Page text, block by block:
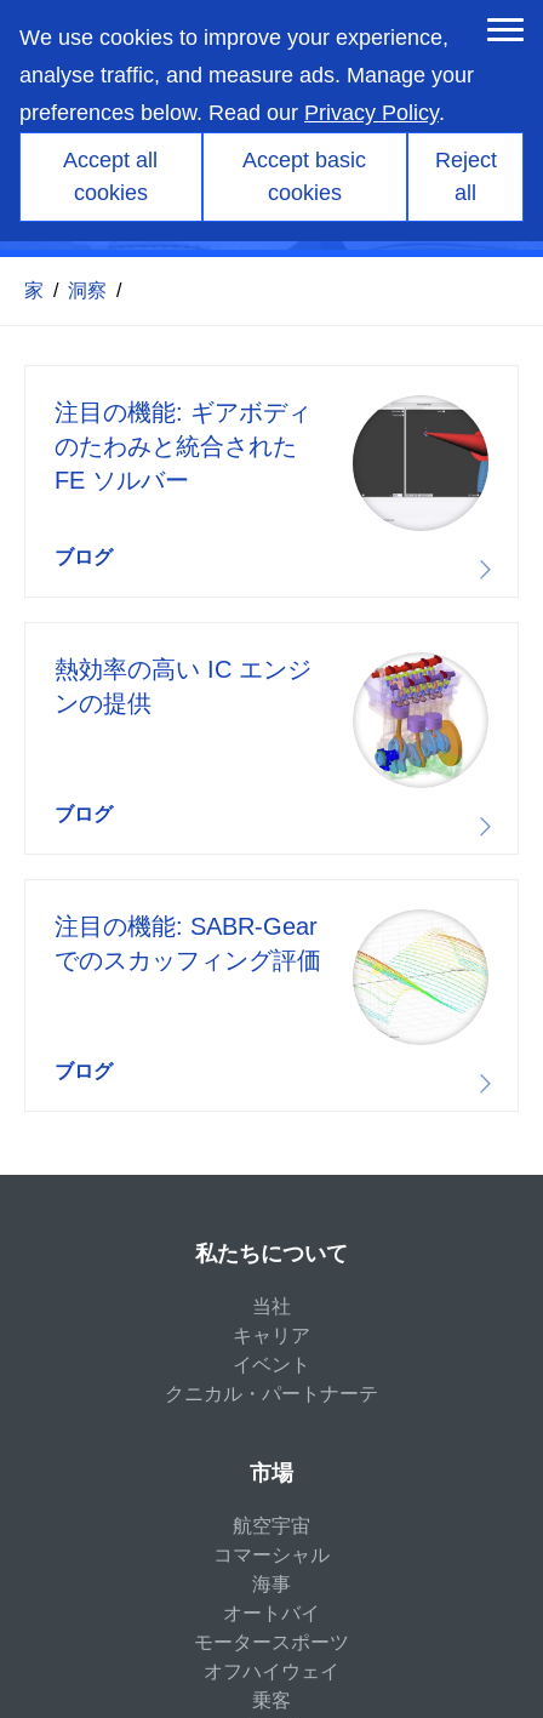
We use cookies to improve your experience,
analyse traffic, and measure ads. Manage your
preferences below. Read our Privacy Policy.
Accept all
cookies
Accept basic
cookies
Reject
all
main
content
ブログ
家 / 洞察 /
注目の機能: ギアボディ
のたわみと統合された
FE ソルバー
ブログ
熱効率の高い IC エンジ
ンの提供
ブログ
注目の機能: SABR-Gear
でのスカッフィング評価
ブログ
私たちについて
当社
キャリア
イベント
クニカル・パートナーテ
市場
航空宇宙
コマーシャル
海事
オートバイ
モータースポーツ
オフハイウェイ
乗客